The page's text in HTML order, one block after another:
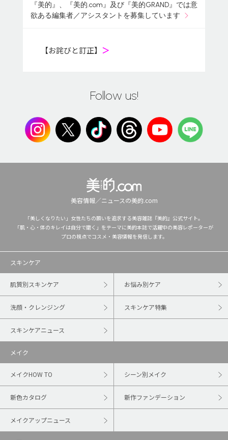
『美的』、『美的.com』及び『美的GRAND』では意
欲ある編集者／アシスタントを募集しています
【お詫びと訂正】 ＞
Follow us!
美容情報／ニュースの美的.com
「美しくなりたい」女性たちの願いを追求する美容雑誌『美的』公式サイト。
「肌・心・体のキレイは自分で磨く」をテーマに美的本誌で活躍中の美容レポーターが
プロの視点でコスメ・美容情報を発信します。
スキンケア
肌質別スキンケア お悩み別ケア
洗顔・クレンジング スキンケア特集
スキンケアニュース
メイク
メイクHOW TO シーン別メイク
新色カタログ 新作ファンデーション
メイクアップニュース